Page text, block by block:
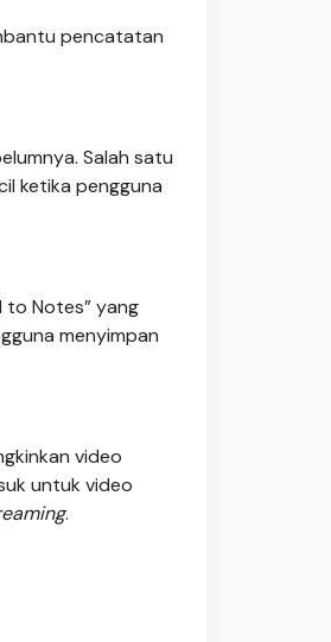
pencatatan
Salah satu
ketika pengguna
to Notes” yang
menyimpan
video
untuk video
.